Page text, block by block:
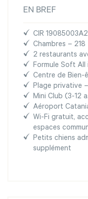
EN BREF
CIR
Chambres – 218
2 restaurants
Formule Soft All
Centre de Bien-
Plage privative
Mini Club (3-12
Aéroport
Wi-Fi gratuit,
espaces
Petits chiens
supplément